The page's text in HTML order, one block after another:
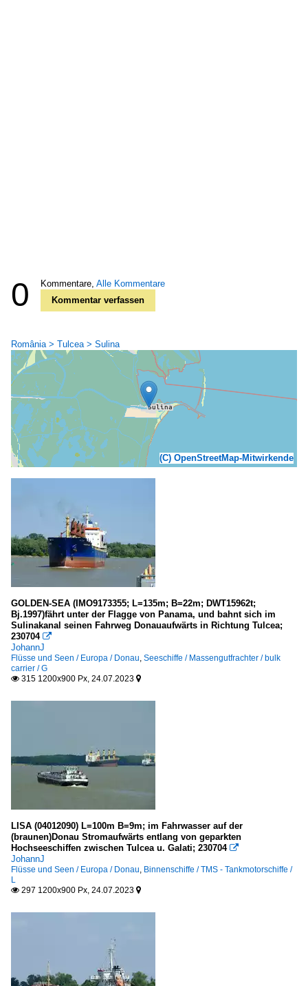
0 Kommentare, Alle Kommentare
Kommentar verfassen
România > Tulcea > Sulina
(C) OpenStreetMap-Mitwirkende
GOLDEN-SEA (IMO9173355; L=135m; B=22m; DWT15962t;
Bj.1997)fährt unter der Flagge von Panama, und bahnt sich im
Sulinakanal seinen Fahrweg Donauaufwärts in Richtung Tulcea;
230704 
JohannJ
Flüsse und Seen / Europa / Donau, Seeschiffe / Massengutfrachter / bulk
carrier / G
 315 1200x900 Px, 24.07.2023 
LISA (04012090) L=100m B=9m; im Fahrwasser auf der
(braunen)Donau Stromaufwärts entlang von geparkten
Hochseeschiffen zwischen Tulcea u. Galati; 230704 
JohannJ
Flüsse und Seen / Europa / Donau, Binnenschiffe / TMS - Tankmotorschiffe /
L
 297 1200x900 Px, 24.07.2023 